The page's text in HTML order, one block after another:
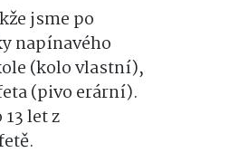
jsme po
napínavého
(kolo vlastní),
(pivo erární).
let z